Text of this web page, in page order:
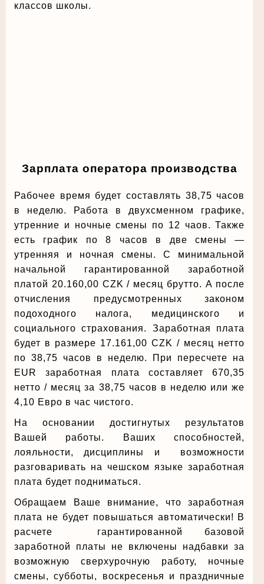
классов школы.
Зарплата оператора производства
Рабочее время будет составлять 38,75 часов
в неделю. Работа в двухсменном графике,
утренние и ночные смены по 12 чаов. Также
есть график по 8 часов в две смены —
утренняя и ночная смены. С минимальной
начальной гарантированной заработной
платой 20.160,00 CZK / месяц брутто. А после
отчисления предусмотренных законом
подоходного налога, медицинского и
социального страхования. Заработная плата
будет в размере 17.161,00 CZK / месяц нетто
по 38,75 часов в неделю. При пересчете на
EUR заработная плата составляет 670,35
нетто / месяц за 38,75 часов в неделю или же
4,10 Евро в час чистого.
На основании достигнутых результатов
Вашей работы. Ваших способностей,
лояльности, дисциплины и возможности
разговаривать на чешском языке заработная
плата будет подниматься.
Обращаем Ваше внимание, что заработная
плата не будет повышаться автоматически! В
расчете гарантированной базовой
заработной платы не включены надбавки за
возможную сверхурочную работу, ночные
смены, субботы, воскресенья и праздничные